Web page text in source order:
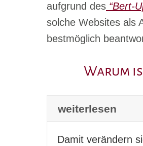
aufgrund des “Bert-
solche Websites als
bestmöglich
Warum
weiterlesen
Damit verändern